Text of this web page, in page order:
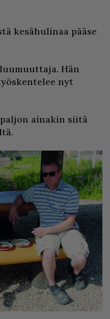
kesähulinaa pääse
Hän
nyt
ainakin siitä